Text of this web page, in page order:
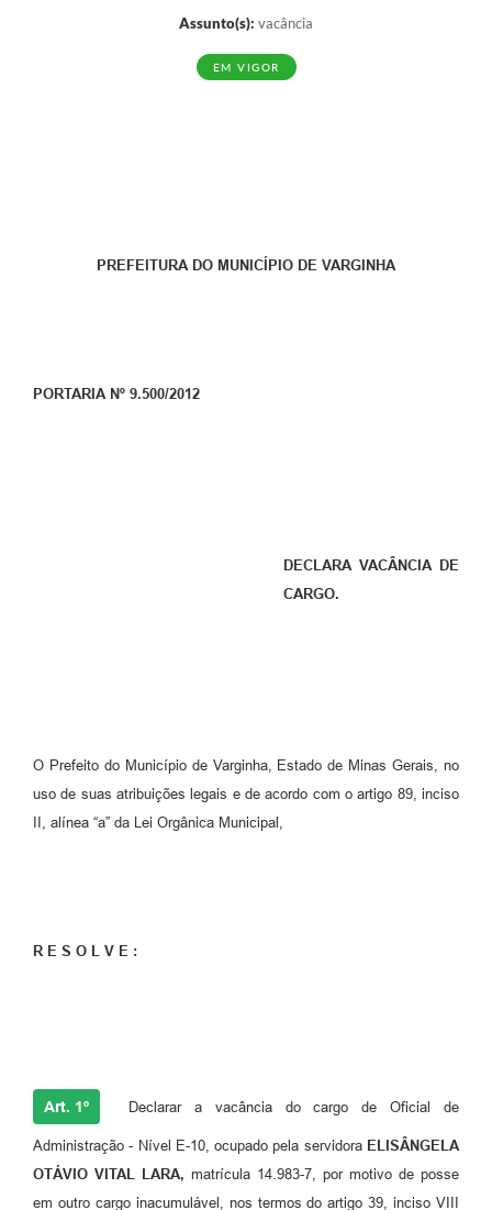
Assunto(s): vacância
EM VIGOR
PREFEITURA DO MUNICÍPIO DE VARGINHA
PORTARIA Nº 9.500/2012
DECLARA VACÂNCIA DE
CARGO.
O Prefeito do Município de Varginha, Estado de Minas Gerais, no
uso de suas atribuições legais e de acordo com o artigo 89, inciso
II, alínea “a” da Lei Orgânica Municipal,
R E S O L V E :
Art. 1º Declarar a vacância do cargo de Oficial de
Administração - Nível E-10, ocupado pela servidora ELISÂNGELA
OTÁVIO VITAL LARA, matrícula 14.983-7, por motivo de posse
em outro cargo inacumulável, nos termos do artigo 39, inciso VIII